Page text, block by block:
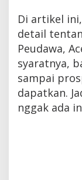
Di artikel
detail
Peudawa,
syaratnya,
sampai
dapatkan.
nggak ada